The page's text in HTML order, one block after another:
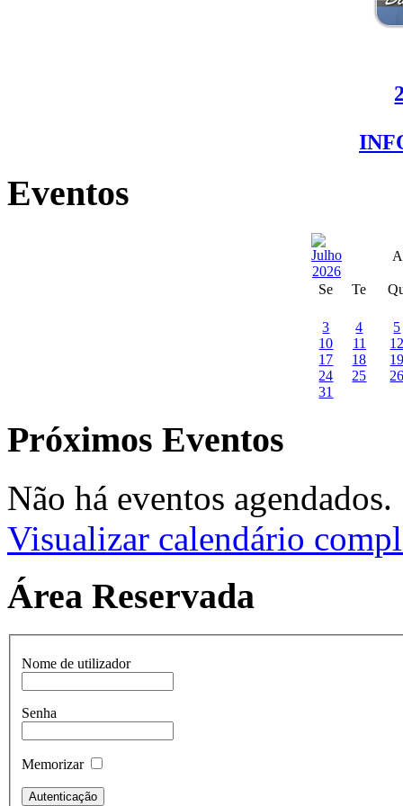
Eventos
Se Te
3 4
5
10
11
17
18
24
25
31
Próximos Eventos
Não há eventos agendados.
Visualizar calendário
Área Reservada
Nome de utilizador
Senha
Memorizar